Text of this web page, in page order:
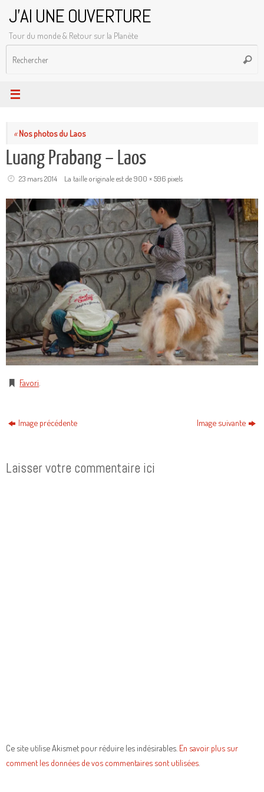
contenu
J'AI UNE OUVERTURE
Tour du monde & Retour sur la Planète
«Nos photos du Laos
Luang Prabang – Laos
23 mars 2014 La taille originale est de900 × 596pixels
Favori
Image précédente Image suivante
Laisser votre commentaire ici
Ce site utilise Akismet pour réduire les indésirables. En savoir plus sur
comment les données de vos commentaires sont utilisées